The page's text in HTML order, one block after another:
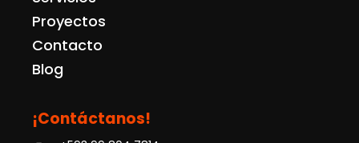
Proyectos
Contacto
Blog
¡Contáctanos!